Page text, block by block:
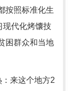
按照标准化生
现代化烤馕技
困群众和当地
来这个地方2